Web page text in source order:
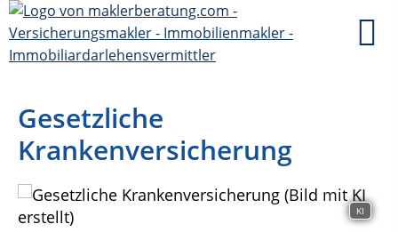
Gesetzliche
Krankenversicherung
KI